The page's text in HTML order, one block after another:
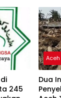
245
Aceh
Dua